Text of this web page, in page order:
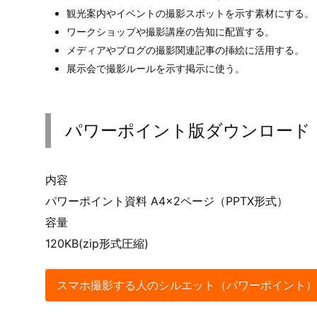
観光案内やイベントの撮影スポットを示す素材にする。
ワークショップや撮影講座の告知に配置する。
メディアやブログの撮影関連記事の挿絵に活用する。
展示会で撮影ルールを示す掲示に使う。
パワーポイント版ダウンロード
内容
パワーポイント資料 A4×2ページ（PPTX形式）
容量
120KB(zip形式圧縮)
スマホ撮影する人のシルエット（パワーポイント